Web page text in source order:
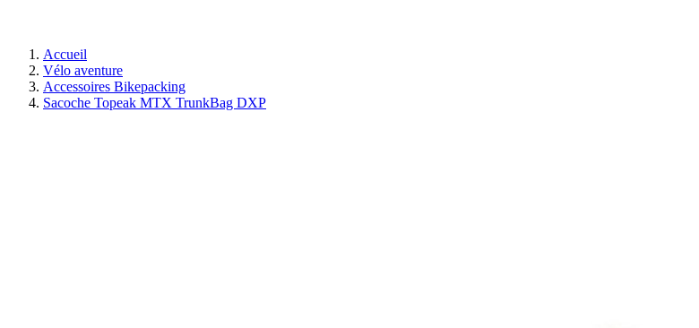
Accueil
Vélo aventure
Accessoires Bikepacking
Sacoche Topeak MTX TrunkBag DXP